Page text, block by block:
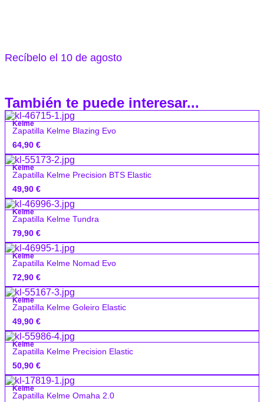
Recíbelo el 10 de agosto
También te puede interesar...
Kelme
Zapatilla Kelme Blazing Evo
64,90 €
Kelme
Zapatilla Kelme Precision BTS Elastic
49,90 €
Kelme
Zapatilla Kelme Tundra
79,90 €
Kelme
Zapatilla Kelme Nomad Evo
72,90 €
Kelme
Zapatilla Kelme Goleiro Elastic
49,90 €
Kelme
Zapatilla Kelme Precision Elastic
50,90 €
Kelme
Zapatilla Kelme Omaha 2.0